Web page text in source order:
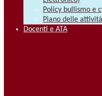
Policy bullismo e
Piano delle
Docenti e ATA